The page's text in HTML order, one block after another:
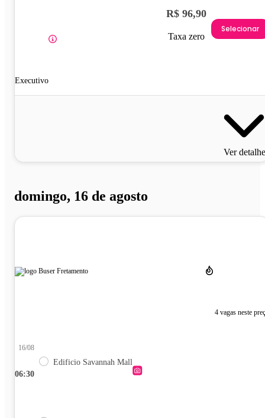
Executivo
R$ 96,90
Taxa zero
Selecionar
Ver
domingo, 16 de agosto
4 vagas neste
06:30
16/08
Edificio Savannah Mall